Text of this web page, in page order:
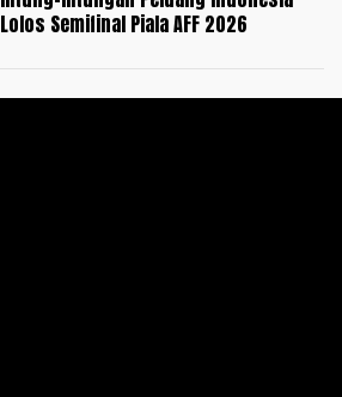
Lolos Semifinal Piala AFF 2026